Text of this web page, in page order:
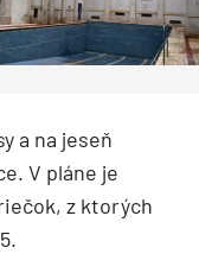
a na jeseň
V pláne je
z ktorých